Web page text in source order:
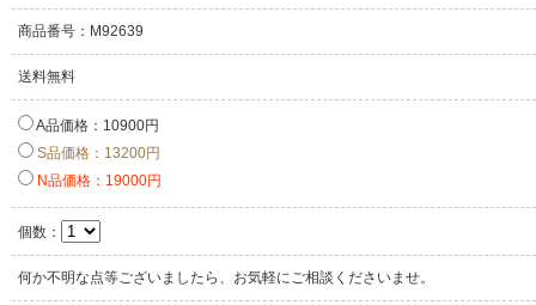
商品番号：M92639
送料無料
A品価格：10900円
S品価格：13200円
N品価格：19000円
個数：
何か不明な点等ございましたら、お気軽にご相談くださいませ。